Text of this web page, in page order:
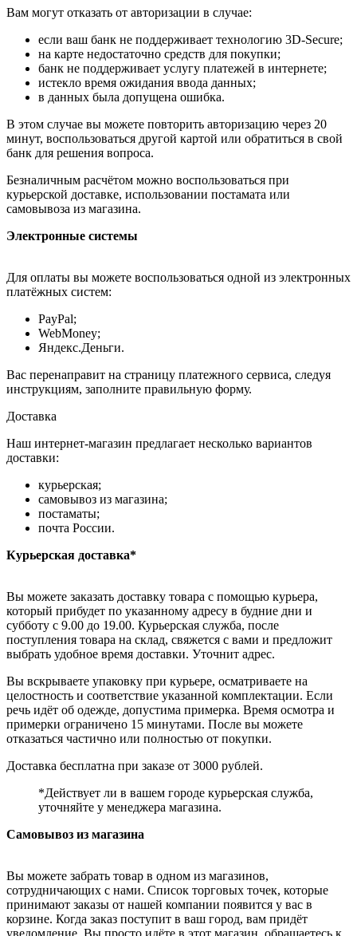
Вам могут отказать от авторизации в случае:
если ваш банк не поддерживает технологию 3D-Secure;
на карте недостаточно средств для покупки;
банк не поддерживает услугу платежей в интернете;
истекло время ожидания ввода данных;
в данных была допущена ошибка.
В этом случае вы можете повторить авторизацию через 20
минут, воспользоваться другой картой или обратиться в свой
банк для решения вопроса.
Безналичным расчётом можно воспользоваться при
курьерской доставке, использовании постамата или
самовывоза из магазина.
Электронные системы
Для оплаты вы можете воспользоваться одной из электронных
платёжных систем:
PayPal;
WebMoney;
Яндекс.Деньги.
Вас перенаправит на страницу платежного сервиса, следуя
инструкциям, заполните правильную форму.
Доставка
Наш интернет-магазин предлагает несколько вариантов
доставки:
курьерская;
самовывоз из магазина;
постаматы;
почта России.
Курьерская доставка*
Вы можете заказать доставку товара с помощью курьера,
который прибудет по указанному адресу в будние дни и
субботу с 9.00 до 19.00. Курьерская служба, после
поступления товара на склад, свяжется с вами и предложит
выбрать удобное время доставки. Уточнит адрес.
Вы вскрываете упаковку при курьере, осматриваете на
целостность и соответствие указанной комплектации. Если
речь идёт об одежде, допустима примерка. Время осмотра и
примерки ограничено 15 минутами. После вы можете
отказаться частично или полностью от покупки.
Доставка бесплатна при заказе от 3000 рублей.
*Действует ли в вашем городе курьерская служба,
уточняйте у менеджера магазина.
Самовывоз из магазина
Вы можете забрать товар в одном из магазинов,
сотрудничающих с нами. Список торговых точек, которые
принимают заказы от нашей компании появится у вас в
корзине. Когда заказ поступит в ваш город, вам придёт